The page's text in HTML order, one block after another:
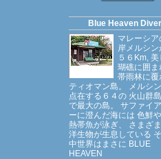
Blue Heaven
マレーシ
岸メルシン
５６Km,
瑚礁に囲ま
帯雨林に覆
ティオマン島。 メルシ
点在する６４の 火山群
で最大の島。 サファイ
ーに澄んだ海には 色鮮
熱帯魚が泳ぎ、 さまざ
洋生物が生息している
中世界はまさに BLUE
HEAVEN